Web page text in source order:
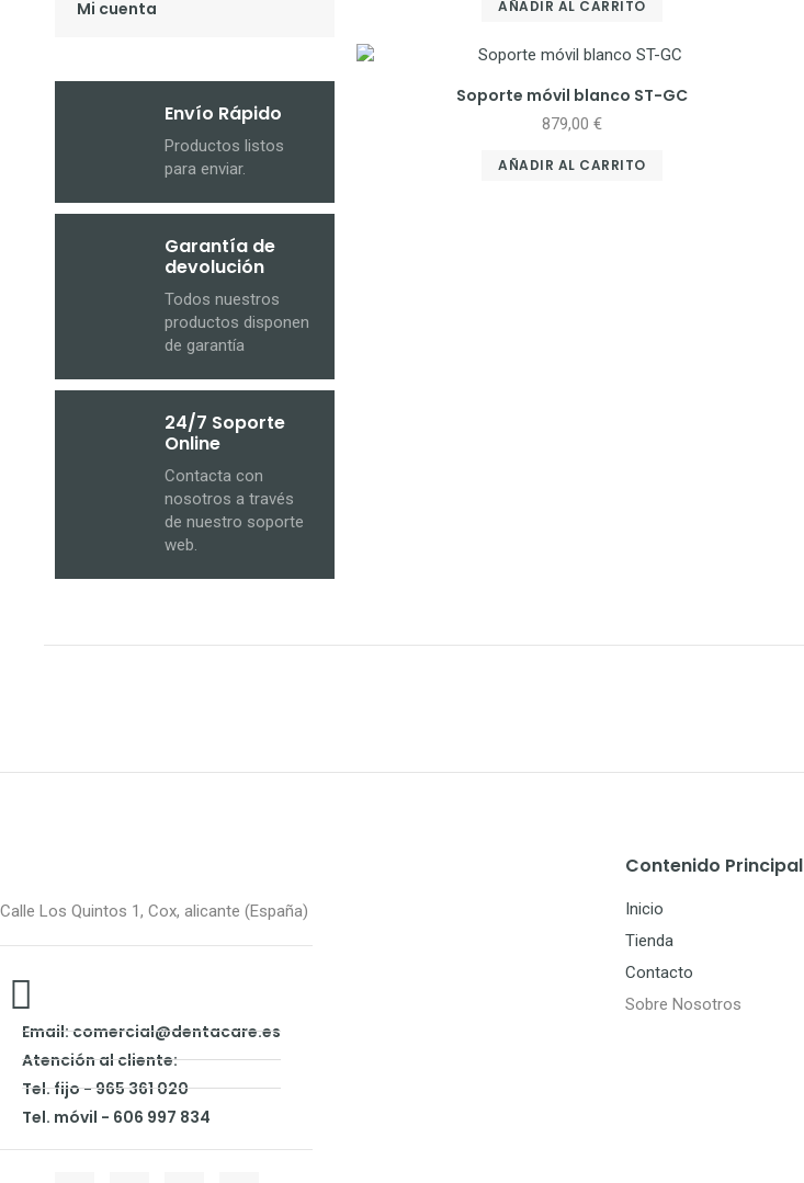
Mi cuenta
Envío Rápido
Productos listos
para enviar.
Garantía de
devolución
Todos nuestros
productos disponen
de garantía
24/7 Soporte
Online
Contacta con
nosotros a través
de nuestro soporte
web.
AÑADIR AL CARRITO
Soporte móvil blanco ST-GC
879,00 €
AÑADIR AL CARRITO
Calle Los Quintos 1, Cox, alicante (España)
Email: comercial@dentacare.es
Atención al cliente:
Tel. fijo - 965 361 020
Tel. móvil - 606 997 834
Contenido Principal
Inicio
Tienda
Contacto
Sobre Nosotros